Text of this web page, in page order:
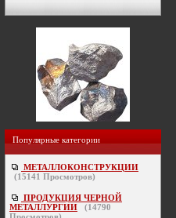
Популярные категории
МЕТАЛЛОКОНСТРУКЦИИ
(15141 Просмотров)
ПРОДУКЦИЯ ЧЕРНОЙ
МЕТАЛЛУРГИИ
(14790